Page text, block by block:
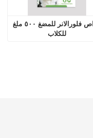
للكلاب